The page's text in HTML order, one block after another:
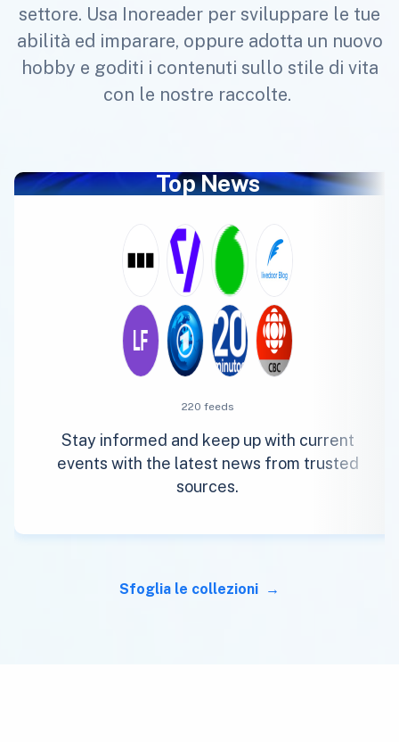
settore. Usa Inoreader per sviluppare le tue
abilità ed imparare, oppure adotta un nuovo
hobby e goditi i contenuti sullo stile di vita
con le nostre raccolte.
Top News
220 feeds
Stay informed and keep up with current
events with the latest news from trusted
sources.
Sfoglia le collezioni